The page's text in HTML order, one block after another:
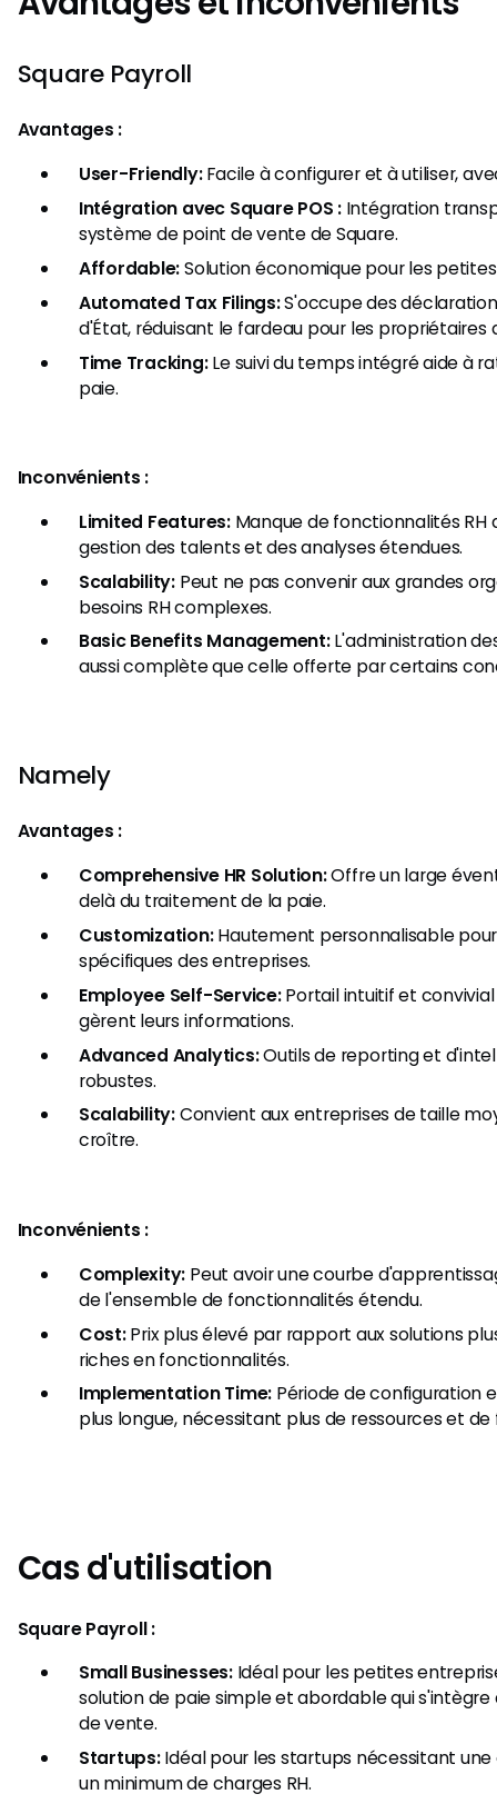
Square Payroll
Avantages :
User-Friendly:Facile à configurer et à utiliser,
Intégration avec Square POS :Intégration
système de point de vente de Square.
Affordable:Solution économique pour les
Automated Tax Filings:S'occupe des
d'État, réduisant le fardeau pour les propriétaires
Time Tracking:Le suivi du temps intégré aide à
paie.
Inconvénients :
Limited Features:Manque de fonctionnalités RH
gestion des talents et des analyses étendues.
Scalability:Peut ne pas convenir aux grandes
besoins RH complexes.
Basic Benefits Management:L'administration
aussi complète que celle offerte par certains
Namely
Avantages :
Comprehensive HR Solution:Offre un large
delà du traitement de la paie.
Customization:Hautement personnalisable
spécifiques des entreprises.
Employee Self-Service:Portail intuitif et
gèrent leurs informations.
Advanced Analytics:Outils de reporting et
robustes.
Scalability:Convient aux entreprises de taille
croître.
Inconvénients :
Complexity: Peut avoir une courbe
de l'ensemble de fonctionnalités étendu.
Cost:Prix plus élevé par rapport aux solutions
riches en fonctionnalités.
Implementation Time: Période de configuration
plus longue, nécessitant plus de ressources et
Cas d'utilisation
Square Payroll :
Small Businesses:Idéal pour les petites
solution de paie simple et abordable qui
de vente.
Startups:Idéal pour les startups nécessitant
un minimum de charges RH.